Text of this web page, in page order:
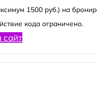
1500 руб.) на
кода ограничено.
сайт